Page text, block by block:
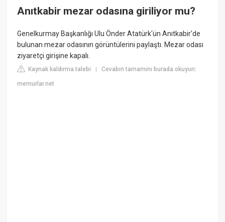
Anıtkabir mezar odasına giriliyor mu?
Genelkurmay Başkanlığı Ulu Önder Atatürk'ün Anıtkabir'de
bulunan mezar odasının görüntülerini paylaştı. Mezar odası
ziyaretçi girişine kapalı.
Kaynak kaldırma talebi |Cevabın tamamını burada okuyun:
memurlar.net